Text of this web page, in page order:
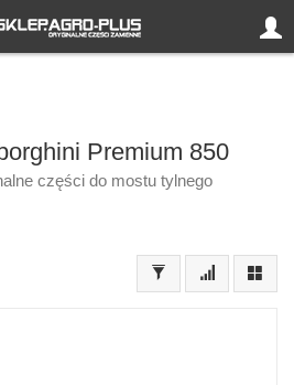
Premium 850
części do mostu tylnego